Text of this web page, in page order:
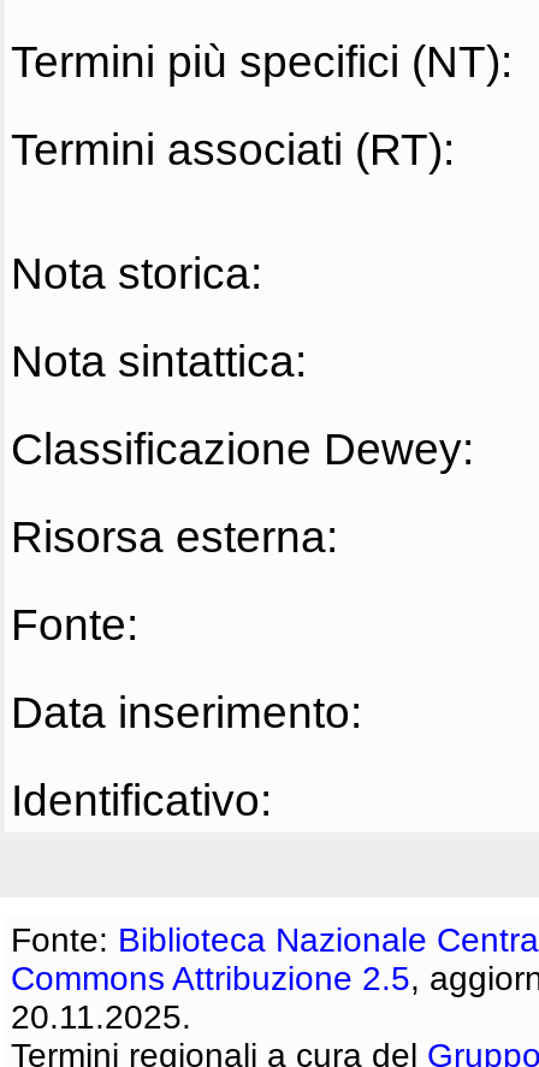
Termini più specifici (NT):
Termini associati (RT):
Nota storica:
Nota sintattica:
Classificazione Dewey:
Risorsa esterna:
Fonte:
Data inserimento:
Identificativo:
Fonte: Biblioteca Nazionale
Commons Attribuzione 2.5,
20.11.2025.
Termini regionali a cura del